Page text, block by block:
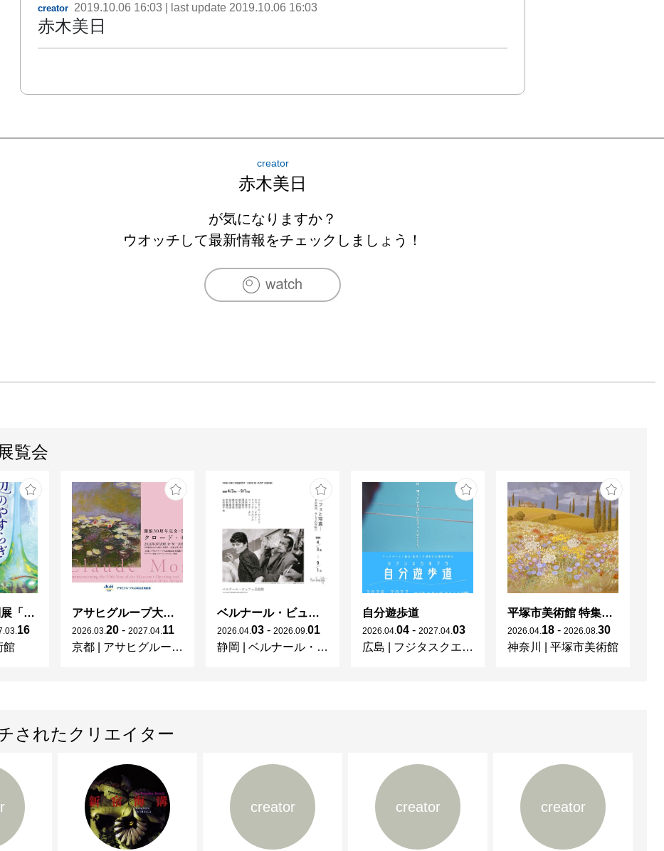
creator 2019.10.06 16:03 | last update 2019.10.06 16:03
赤木美日
creator
赤木美日
が気になりますか？
ウオッチして最新情報をチェックしましょう！
覧会
2026年度 特別展「ガレとドーム、アール･ヌーヴォーのガラス 水辺のやすらぎ、海の神秘」
03 16
館
アサヒグループ大山崎山荘美術館 開館30周年記念展「没後100年 クロード・モネ」
2026 03 20 - 2027 04 11
京都
アサヒグループ大山崎山荘美術館
ベルナール・ビュフェと写真 ーカメラがとらえたビュフェとその時代、そして21 世紀へ
2026 04 03 - 2026 09 01
静岡
ベルナール・ビュフェ美術館
自分遊歩道
2026 04 04 - 2027 04 03
広島
フジタスクエアまるくる大野
平塚市美術館 特集展 花の表現、その多様性／特別展示 新収蔵品展
2026 04 18 - 2026 08 30
神奈川
平塚市美術館
されたクリエイター
creator creator creator